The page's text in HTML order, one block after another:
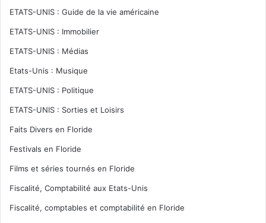
ETATS-UNIS : Guide de la vie américaine
ETATS-UNIS : Immobilier
ETATS-UNIS : Médias
Etats-Unis : Musique
ETATS-UNIS : Politique
ETATS-UNIS : Sorties et Loisirs
Faits Divers en Floride
Festivals en Floride
Films et séries tournés en Floride
Fiscalité, Comptabilité aux Etats-Unis
Fiscalité, comptables et comptabilité en Floride